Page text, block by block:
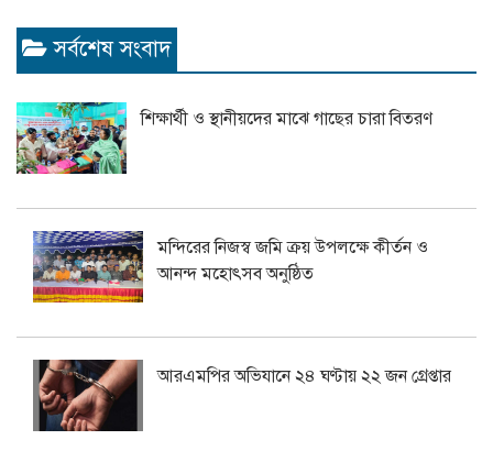
সর্বশেষ সংবাদ
শিক্ষার্থী ও স্থানীয়দের মাঝে গাছের চারা বিতরণ
মন্দিরের নিজস্ব জমি ক্রয় উপলক্ষে কীর্তন ও
আনন্দ মহোৎসব অনুষ্ঠিত
আরএমপির অভিযানে ২৪ ঘণ্টায় ২২ জন গ্রেপ্তার